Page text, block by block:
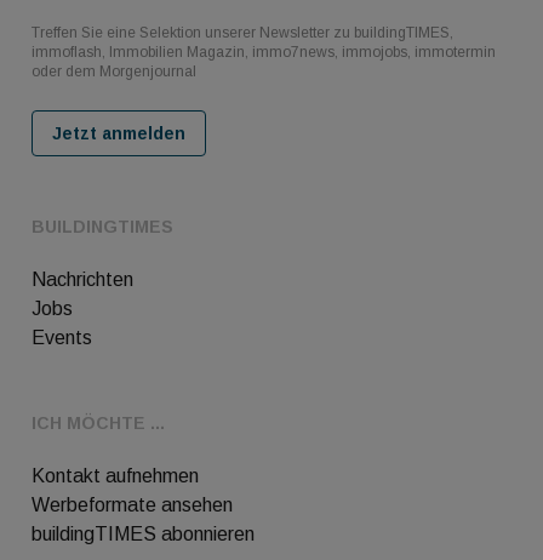
BUILDINGTIMES
Nachrichten
Jobs
Events
ICH MÖCHTE ...
Kontakt aufnehmen
Werbeformate ansehen
buildingTIMES abonnieren
Treffen Sie eine Selektion unserer Newsletter zu buildingTIMES,
immoflash, Immobilien Magazin, immo7news, immojobs, immotermin
oder dem Morgenjournal
Jetzt anmelden